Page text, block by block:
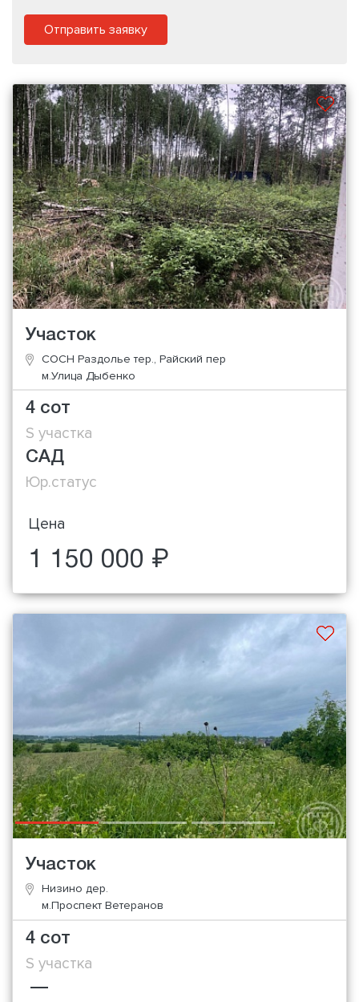
Отправить заявку
Участок
СОСН Раздолье тер., Райский пер
м.Улица Дыбенко
4 сот
S участка
САД
Юр.статус
Цена
1 150 000 ₽
Участок
Низино дер.
м.Проспект Ветеранов
4 сот
S участка
—